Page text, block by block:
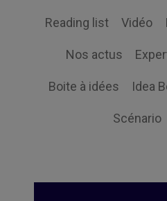
Reading list Vidéo
Nos actus
Boite à idées Idea
Scénario